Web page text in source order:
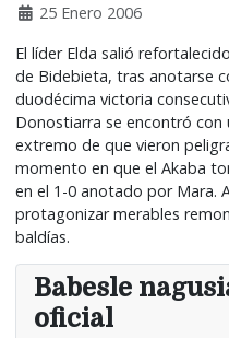
PREVENCIÓN DE LA
BERA BERA IZARRAK
25 Enero 2006
El líder Elda salió
de Bidebieta, tras anotarse
duodécima victoria
Donostiarra se encontró con
extremo de que vieron
momento en que el Akaba
en el 1-0 anotado por Mara.
protagonizar merables
baldías.
Babesle
oficial